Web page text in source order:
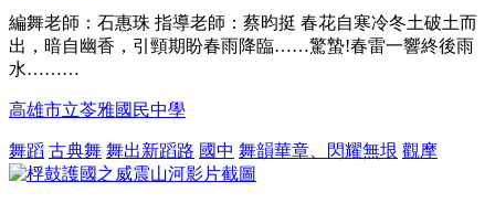
編舞老師：石惠珠 指導老師：蔡昀挺 春花自寒冷冬土破土而
出，暗自幽香，引頸期盼春雨降臨……驚蟄!春雷一響終後雨
水………
高雄市立苓雅國民中學
舞蹈 古典舞 舞出新蹈路 國中 舞韻華章、閃耀無垠 觀摩